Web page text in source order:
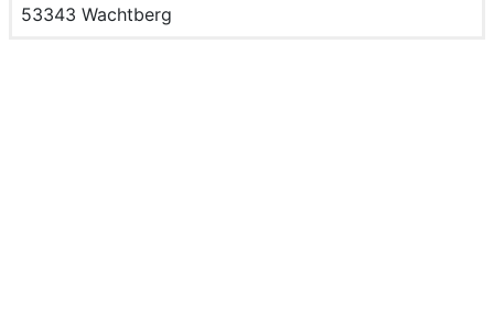
PLZ und Ort
53343 Wachtberg